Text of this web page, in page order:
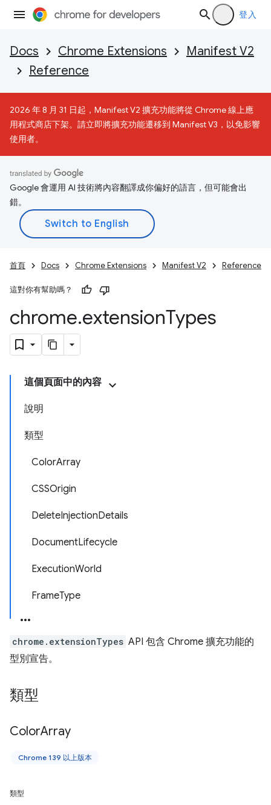
登入
Docs Chrome Extensions
Manifest V2
Reference
2026 年 8 月 31 日起，Manifest V2 擴充功能將從 Chrome 線上應
用程式商店下架。請立即將擴充功能遷移到 Manifest V3，以免影響
使用者。
Google 會運用 AI 技術將內容翻譯成你偏好的語言，但可能會出
錯。
首頁 Docs Chrome Extensions Manifest V2 Reference
這對你有幫助嗎？
chrome.extensionTypes
這個頁面中的內容
說明
類型
ColorArray
CSSOrigin
DeleteInjectionDetails
DocumentLifecycle
ExecutionWorld
FrameType
chrome.extensionTypes API 包含 Chrome 擴充功能的
型別宣告。
類型
ColorArray
Chrome 139 以上版本
類型